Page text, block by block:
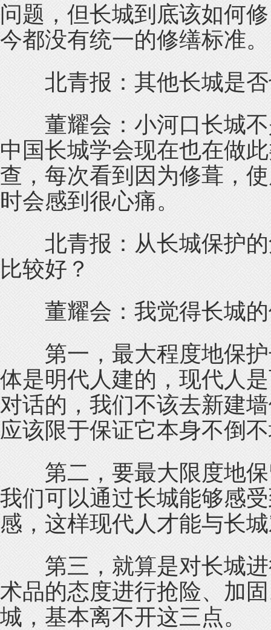
问题，但长城到底该如何
今都没有统一的修缮标准。
北青报：其他长城是否
董耀会：小河口长城不
中国长城学会现在也在做
查，每次看到因为修葺，
时会感到很心痛。
北青报：从长城保护的
比较好？
董耀会：我觉得长城的
第一，最大程度地保护
体是明代人建的，现代人
对话的，我们不该去新建
应该限于保证它本身不倒
第二，要最大限度地保
我们可以通过长城能够感
感，这样现代人才能与长
第三，就算是对长城进
术品的态度进行抢险、加
城，基本离不开这三点。